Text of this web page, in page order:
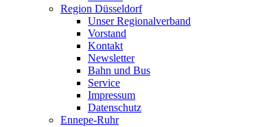
Region Düsseldorf
Unser Regionalverband
Vorstand
Kontakt
Newsletter
Bahn und Bus
Service
Impressum
Datenschutz
Ennepe-Ruhr